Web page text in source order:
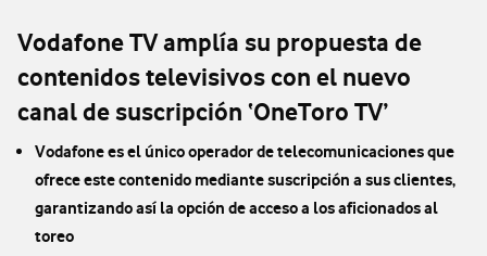
Vodafone TV amplía su propuesta de
contenidos televisivos con el nuevo
canal de suscripción ‘OneToro TV’
Vodafone es el único operador de telecomunicaciones que
ofrece este contenido mediante suscripción a sus clientes,
garantizando así la opción de acceso a los aficionados al
toreo